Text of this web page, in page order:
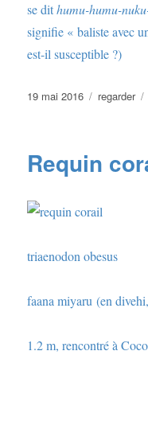
se dithumu-humu-
signifie « baliste avec
est-il susceptible ?)
Publié
19 mai 2016 Catégories
regarder
Requin
triaenodon obesus
faana miyaru (en
1.2 m, rencontré à